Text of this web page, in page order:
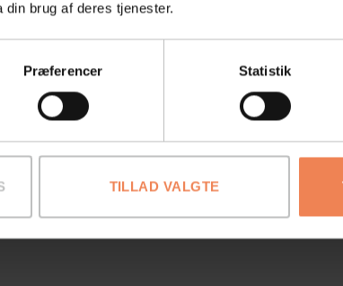
brug af deres tjenester.
Præferencer Statistik
TILLAD VALGTE